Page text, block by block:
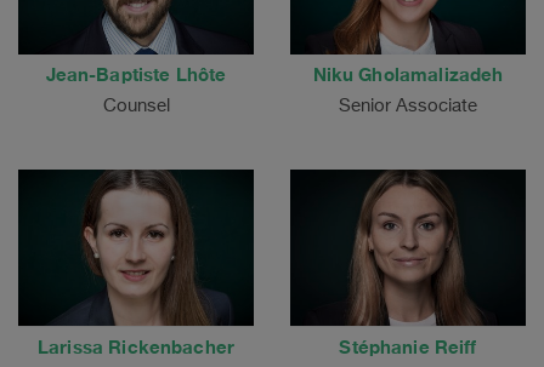
Jean-Baptiste Lhôte
Counsel
Niku Gholamalizadeh
Senior Associate
Larissa Rickenbacher Stéphanie Reiff